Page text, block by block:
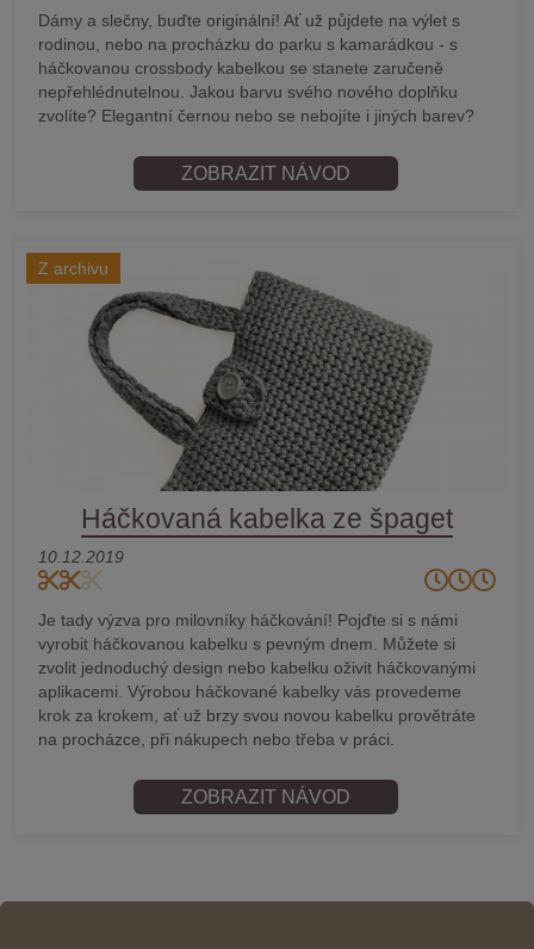
Dámy a slečny, buďte originální! Ať už půjdete na výlet s
rodinou, nebo na procházku do parku s kamarádkou - s
háčkovanou crossbody kabelkou se stanete zaručeně
nepřehlédnutelnou. Jakou barvu svého nového doplňku
zvolíte? Elegantní černou nebo se nebojíte i jiných barev?
ZOBRAZIT NÁVOD
Z archivu
Háčkovaná kabelka ze špaget
10.12.2019
Je tady výzva pro milovníky háčkování! Pojďte si s námi
vyrobit háčkovanou kabelku s pevným dnem. Můžete si
zvolit jednoduchý design nebo kabelku oživit háčkovanými
aplikacemi. Výrobou háčkované kabelky vás provedeme
krok za krokem, ať už brzy svou novou kabelku provětráte
na procházce, při nákupech nebo třeba v práci.
ZOBRAZIT NÁVOD